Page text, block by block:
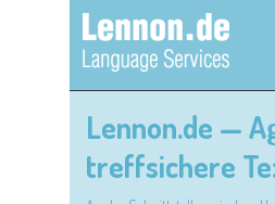
Lennon.de —
treffsichere